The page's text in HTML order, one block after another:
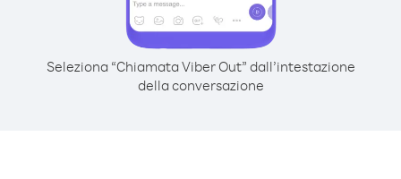
Seleziona “Chiamata Viber Out” dall’intestazione
della conversazione